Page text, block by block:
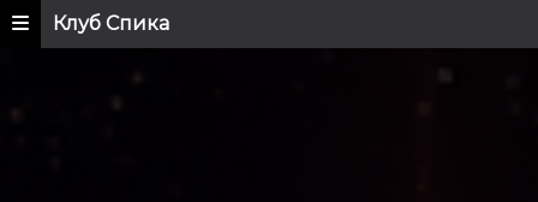
Клуб Спика